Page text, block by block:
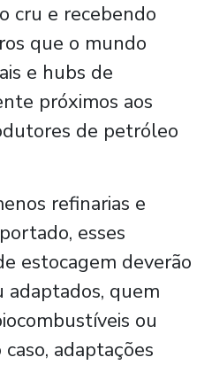
cru e recebendo
que o mundo
e hubs de
próximos aos
de petróleo
refinarias e
esses
estocagem deverão
adaptados, quem
ou
adaptações